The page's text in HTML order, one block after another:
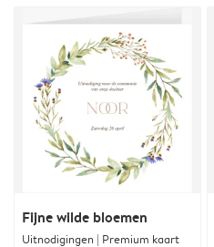
Fijne wilde bloemen
Uitnodigingen | Premium kaart